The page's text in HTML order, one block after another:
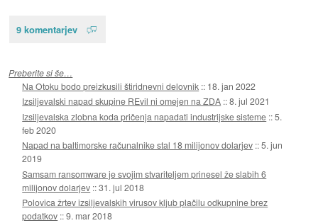
9 komentarjev
Preberite si še…
Na Otoku bodo preizkusili štiridnevni delovnik :: 18. jan 2022
Izsiljevalski napad skupine REvil ni omejen na ZDA ::8. jul 2021
Izsiljevalska zlobna koda pričenja napadati industrijske sisteme ::5.
feb 2020
Napad na baltimorske računalnike stal 18 milijonov dolarjev ::5. jun
2019
Samsam ransomware je svojim stvariteljem prinesel že slabih 6
milijonov dolarjev ::31. jul 2018
Polovica žrtev izsiljevalskih virusov kljub plačilu odkupnine brez
podatkov ::9. mar 2018